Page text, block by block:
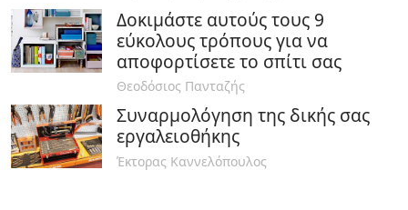
Δοκιμάστε αυτούς τους 9
εύκολους τρόπους για να
αποφορτίσετε το σπίτι σας
Θεοδόσιος Πανταζής
Συναρμολόγηση της δικής σας
εργαλειοθήκης
Έκτορας Καννελόπουλος